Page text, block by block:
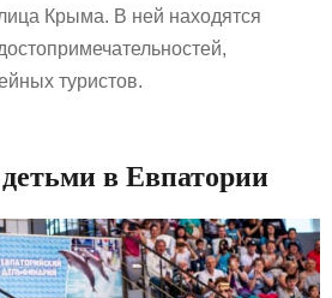
Крыма. В ней находятся
туристов.
детьми в Евпатории